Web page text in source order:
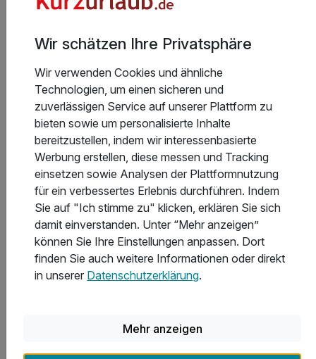
Aktuelle Infos des Hotels
Bitte beachten Sie, dass die Zahlung vor Ort in
tschechischen Kronen erfolgt und dem
tagesaktuellen Wechselkurs unterliegt.
• Das Balneozentrum ist samstags nur bis mittags
geöffnet und sonntags geschlossen.
• Am Abreisetag werden keine Behandlungen
durchgeführt.
Bitte beachten Sie, dass am Wochenende keine
Weiterlesen
Hoteladresse
Wir schätzen Ihre Privatsphäre
Wir verwenden Cookies und ähnliche
Technologien, um einen sicheren und
zuverlässigen Service auf unserer Plattform zu
bieten sowie um personalisierte Inhalte
bereitzustellen, indem wir interessenbasierte
Werbung erstellen, diese messen und Tracking
einsetzen sowie Analysen der Plattformnutzung
für ein verbessertes Erlebnis durchführen. Indem
Sie auf "Ich stimme zu" klicken, erklären Sie sich
damit einverstanden. Unter “Mehr anzeigen”
können Sie Ihre Einstellungen anpassen. Dort
finden Sie auch weitere Informationen oder direkt
in unserer Datenschutzerklärung.
Mehr anzeigen